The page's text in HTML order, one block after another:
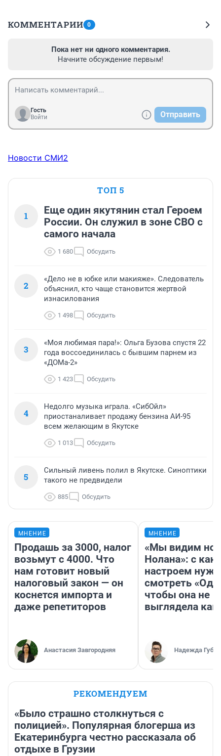
КОММЕНТАРИИ 0
Пока нет ни одного комментария.
Начните обсуждение первым!
Гость
Войти
Отправить
Новости СМИ2
ТОП 5
1
Еще один якутянин стал Героем
России. Он служил в зоне СВО с
самого начала
1 680 Обсудить
2
«Дело не в юбке или макияже». Следователь
объяснил, кто чаще становится жертвой
изнасилования
1 498 Обсудить
3
«Моя любимая пара!»: Ольга Бузова спустя 22
года воссоединилась с бывшим парнем из
«ДОМа-2»
1 423 Обсудить
4
Недолго музыка играла. «СибОйл»
приостаналивает продажу бензина АИ-95
всем желающим в Якутске
1 013 Обсудить
5
Сильный ливень полил в Якутске. Синоптики
такого не предвидели
885 Обсудить
МНЕНИЕ
Продашь за 3000, налог
возьмут с 4000. Что
нам готовит новый
налоговый закон — он
коснется импорта и
даже репетиторов
Анастасия Завгородняя
МНЕНИЕ
«Мы видим
Нолана»: с
настроем
смотреть
чтобы она не
выглядела как
Надежда
РЕКОМЕНДУЕМ
«Было страшно столкнуться с
полицией». Популярная блогерша из
Екатеринбурга честно рассказала об
отдыхе в Грузии